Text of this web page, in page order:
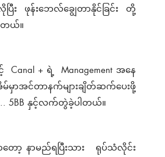
ြီး ဖုန်းဘေလ်ချွေတာနိုင်ခြင်း တို့
တယ်။
+ ရဲ့ Management အနေ
မ်မှာအင်တာနက်များချိတ်ဆက်ပေးဖို့
.. 5BB နှင့်လက်တွဲခဲ့ပါတယ်။
ော့ နာမည်ရပြီးသား ရုပ်သံလိုင်း